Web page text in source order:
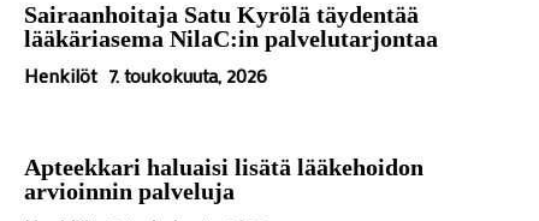
Sairaanhoitaja Satu Kyrölä täydentää
lääkäriasema NilaC:in palvelutarjontaa
Henkilöt 7. toukokuuta, 2026
Apteekkari haluaisi lisätä lääkehoidon
arvioinnin palveluja